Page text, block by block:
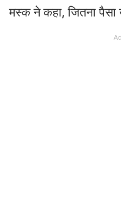
मस्क ने कहा, जितना पैसा